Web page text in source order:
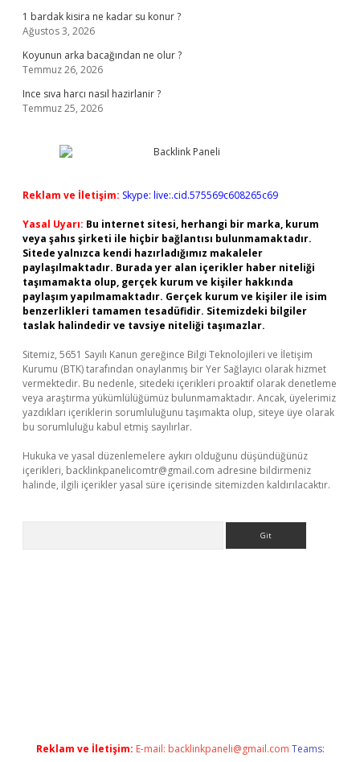
1 bardak kisira ne kadar su konur ?
Ağustos 3, 2026
Koyunun arka bacağından ne olur ?
Temmuz 26, 2026
Ince sıva harcı nasıl hazirlanir ?
Temmuz 25, 2026
Reklam ve İletişim: Skype: live:.cid.575569c608265c69
Yasal Uyarı: Bu internet sitesi, herhangi bir marka, kurum
veya şahıs şirketi ile hiçbir bağlantısı bulunmamaktadır.
Sitede yalnızca kendi hazırladığımız makaleler
paylaşılmaktadır. Burada yer alan içerikler haber niteliği
taşımamakta olup, gerçek kurum ve kişiler hakkında
paylaşım yapılmamaktadır. Gerçek kurum ve kişiler ile isim
benzerlikleri tamamen tesadüfidir. Sitemizdeki bilgiler
taslak halindedir ve tavsiye niteliği taşımazlar.
Sitemiz, 5651 Sayılı Kanun gereğince Bilgi Teknolojileri ve İletişim
Kurumu (BTK) tarafından onaylanmış bir Yer Sağlayıcı olarak hizmet
vermektedir. Bu nedenle, sitedeki içerikleri proaktif olarak denetleme
veya araştırma yükümlülüğümüz bulunmamaktadır. Ancak, üyelerimiz
yazdıkları içeriklerin sorumluluğunu taşımakta olup, siteye üye olarak
bu sorumluluğu kabul etmiş sayılırlar.
Hukuka ve yasal düzenlemelere aykırı olduğunu düşündüğünüz
içerikleri, backlinkpanelicomtr@gmail.com adresine bildirmeniz
halinde, ilgili içerikler yasal süre içerisinde sitemizden kaldırılacaktır.
Reklam ve İletişim: E-mail: backlinkpaneli@gmail.com Teams: